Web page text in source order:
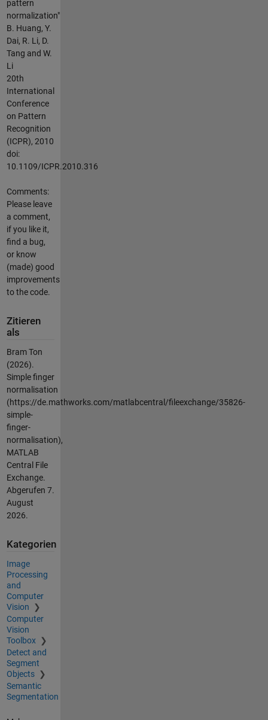
pattern
normalization"
B. Huang, Y.
Dai, R. Li, D.
Tang and W.
Li
20th
International
Conference
on Pattern
Recognition
(ICPR), 2010
doi:
10.1109/ICPR.2010.316
Comments:
Please leave
a comment,
if you like it,
find a bug,
or know
(made) good
improvements
to the code.
Zitieren
als
Bram Ton
(2026).
Simple finger
normalisation
(https://de.mathworks.com/matlabcentral/fileexchange/35826-
simple-
finger-
normalisation),
MATLAB
Central File
Exchange.
Abgerufen 7.
August
2026.
Kategorien
Image
Processing
and
Computer
Vision
Computer
Vision
Toolbox
Detect and
Segment
Objects
Semantic
Segmentation